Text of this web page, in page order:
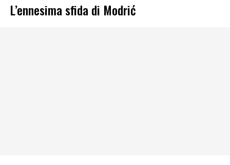
L’ennesima sfida di Modrić